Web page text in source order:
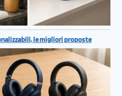
le migliori proposte